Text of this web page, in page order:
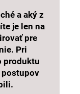
a aký z
je len na
pre
Pri
produktu